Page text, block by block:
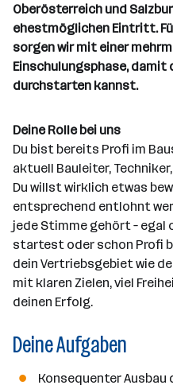
n
n
e
n
a
z
a
h
l
Oberösterreich und
ehestmöglichen Eintritt.
sorgen wir mit einer
Einschulungsphase, damit
durchstarten kannst.
Deine Rolle bei uns
Du bist bereits Profi im
aktuell Bauleiter,
Du willst wirklich etwas
entsprechend entlohnt
jede Stimme gehört – egal
startest oder schon Profi
dein Vertriebsgebiet wie
mit klaren Zielen, viel
deinen Erfolg.
Deine Aufgaben
Konsequenter